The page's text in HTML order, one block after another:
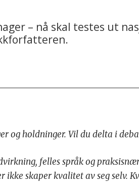
– nå skal testes ut
og holdninger. Vil du delta i
felles språk og
skaper kvalitet av seg selv.